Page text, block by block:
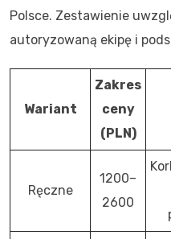
Polsce. Zestawienie
autoryzowaną ekipę i
Wariant
Zakres
ceny
(PLN)
Ręczne
1200–
2600